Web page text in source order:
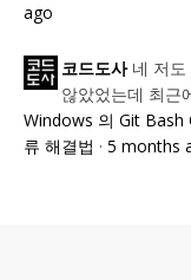
ago
코드도사 네 저
않았었는데 최근
Windows 의 Git Bash
류 해결법 · 5 months